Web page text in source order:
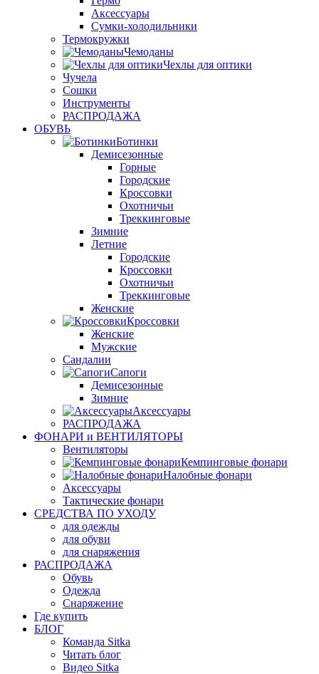
Аксессуары
Сумки-холодильники
Термокружки
Чемоданы
Чехлы для оптики
Чучела
Сошки
Инструменты
РАСПРОДАЖА
ОБУВЬ
Ботинки
Демисезонные
Горные
Городские
Кроссовки
Охотничьи
Треккинговые
Зимние
Летние
Городские
Кроссовки
Охотничьи
Треккинговые
Женские
Кроссовки
Женские
Мужские
Сандалии
Сапоги
Демисезонные
Зимние
Аксессуары
РАСПРОДАЖА
ФОНАРИ и ВЕНТИЛЯТОРЫ
Вентиляторы
Кемпинговые фонари
Налобные фонари
Аксессуары
Тактические фонари
СРЕДСТВА ПО УХОДУ
для одежды
для обуви
для снаряжения
РАСПРОДАЖА
Обувь
Одежда
Снаряжение
Где купить
БЛОГ
Команда Sitka
Читать блог
Видео Sitka